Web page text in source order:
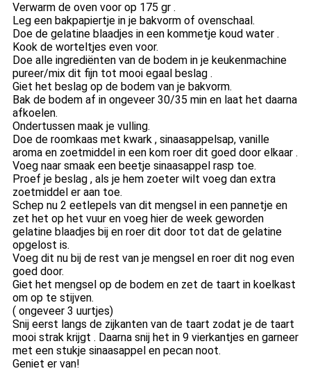
Verwarm de oven voor op 175 gr .
Leg een bakpapiertje in je bakvorm of ovenschaal.
Doe de gelatine blaadjes in een kommetje koud water .
Kook de worteltjes even voor.
Doe alle ingrediënten van de bodem in je keukenmachine
pureer/mix dit fijn tot mooi egaal beslag .
Giet het beslag op de bodem van je bakvorm.
Bak de bodem af in ongeveer 30/35 min en laat het daarna
afkoelen.
Ondertussen maak je vulling.
Doe de roomkaas met kwark , sinaasappelsap, vanille
aroma en zoetmiddel in een kom roer dit goed door elkaar .
Voeg naar smaak een beetje sinaasappel rasp toe.
Proef je beslag , als je hem zoeter wilt voeg dan extra
zoetmiddel er aan toe.
Schep nu 2 eetlepels van dit mengsel in een pannetje en
zet het op het vuur en voeg hier de week geworden
gelatine blaadjes bij en roer dit door tot dat de gelatine
opgelost is.
Voeg dit nu bij de rest van je mengsel en roer dit nog even
goed door.
Giet het mengsel op de bodem en zet de taart in koelkast
om op te stijven.
( ongeveer 3 uurtjes)
Snij eerst langs de zijkanten van de taart zodat je de taart
mooi strak krijgt . Daarna snij het in 9 vierkantjes en garneer
met een stukje sinaasappel en pecan noot.
Geniet er van!